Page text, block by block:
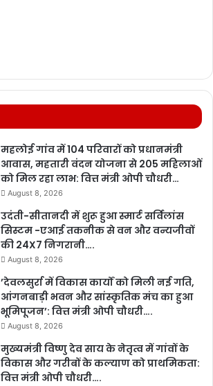
महलोई गांव में 104 परिवारों को प्रधानमंत्री
आवास, महतारी वंदन योजना से 205 महिलाओं
को मिल रहा लाभ: वित्त मंत्री ओपी चौधरी…
August 8, 2026
उदंती-सीतानदी में शुरू हुआ स्मार्ट सर्विलांस
सिस्टम -एआई तकनीक से वन और वन्यजीवों
की 24X7 निगरानी….
August 8, 2026
’देवलसुर्रा में विकास कार्यों को मिली नई गति,
आंगनबाड़ी भवन और सांस्कृतिक मंच का हुआ
भूमिपूजन’: वित्त मंत्री ओपी चौधरी….
August 8, 2026
मुख्यमंत्री विष्णु देव साय के नेतृत्व में गांवों के
विकास और गरीबों के कल्याण को प्राथमिकता:
वित्त मंत्री ओपी चौधरी….